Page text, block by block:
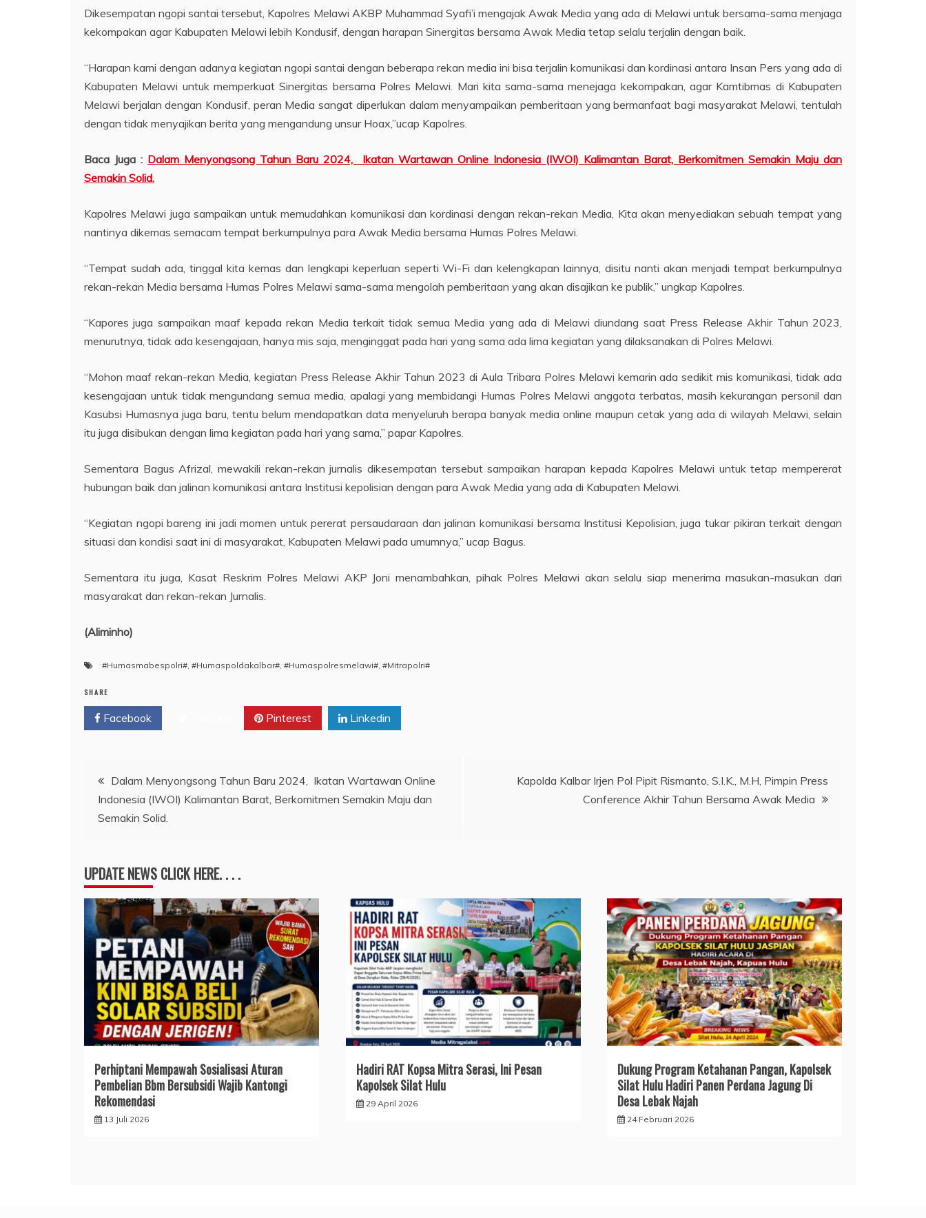
Dikesempatan ngopi santai tersebut, Kapolres Melawi AKBP Muhammad Syafi’i mengajak Awak Media yang ada di Melawi untuk bersama-sama menjaga
kekompakan agar Kabupaten Melawi lebih Kondusif, dengan harapan Sinergitas bersama Awak Media tetap selalu terjalin dengan baik.
“Harapan kami dengan adanya kegiatan ngopi santai dengan beberapa rekan media ini bisa terjalin komunikasi dan kordinasi antara Insan Pers yang ada di
Kabupaten Melawi untuk memperkuat Sinergitas bersama Polres Melawi. Mari kita sama-sama menejaga kekompakan, agar Kamtibmas di Kabupaten
Melawi berjalan dengan Kondusif, peran Media sangat diperlukan dalam menyampaikan pemberitaan yang bermanfaat bagi masyarakat Melawi, tentulah
dengan tidak menyajikan berita yang mengandung unsur Hoax,”ucap Kapolres.
Baca Juga : Dalam Menyongsong Tahun Baru 2024, Ikatan Wartawan Online Indonesia (IWOI) Kalimantan Barat, Berkomitmen Semakin Maju dan
Semakin Solid.
Kapolres Melawi juga sampaikan untuk memudahkan komunikasi dan kordinasi dengan rekan-rekan Media, Kita akan menyediakan sebuah tempat yang
nantinya dikemas semacam tempat berkumpulnya para Awak Media bersama Humas Polres Melawi.
“Tempat sudah ada, tinggal kita kemas dan lengkapi keperluan seperti Wi-Fi dan kelengkapan lainnya, disitu nanti akan menjadi tempat berkumpulnya
rekan-rekan Media bersama Humas Polres Melawi sama-sama mengolah pemberitaan yang akan disajikan ke publik,” ungkap Kapolres.
“Kapores juga sampaikan maaf kepada rekan Media terkait tidak semua Media yang ada di Melawi diundang saat Press Release Akhir Tahun 2023,
menurutnya, tidak ada kesengajaan, hanya mis saja, menginggat pada hari yang sama ada lima kegiatan yang dilaksanakan di Polres Melawi.
“Mohon maaf rekan-rekan Media, kegiatan Press Release Akhir Tahun 2023 di Aula Tribara Polres Melawi kemarin ada sedikit mis komunikasi, tidak ada
kesengajaan untuk tidak mengundang semua media, apalagi yang membidangi Humas Polres Melawi anggota terbatas, masih kekurangan personil dan
Kasubsi Humasnya juga baru, tentu belum mendapatkan data menyeluruh berapa banyak media online maupun cetak yang ada di wilayah Melawi, selain
itu juga disibukan dengan lima kegiatan pada hari yang sama,” papar Kapolres.
Sementara Bagus Afrizal, mewakili rekan-rekan jurnalis dikesempatan tersebut sampaikan harapan kepada Kapolres Melawi untuk tetap mempererat
hubungan baik dan jalinan komunikasi antara Institusi kepolisian dengan para Awak Media yang ada di Kabupaten Melawi.
“Kegiatan ngopi bareng ini jadi momen untuk pererat persaudaraan dan jalinan komunikasi bersama Institusi Kepolisian, juga tukar pikiran terkait dengan
situasi dan kondisi saat ini di masyarakat, Kabupaten Melawi pada umumnya,” ucap Bagus.
Sementara itu juga, Kasat Reskrim Polres Melawi AKP Joni menambahkan, pihak Polres Melawi akan selalu siap menerima masukan-masukan dari
masyarakat dan rekan-rekan Jurnalis.
(Aliminho)
#Humasmabespolri# #Humaspoldakalbar# #Humaspolresmelawi# #Mitrapolri#
SHARE
Facebook Pinterest Linkedin
Navigasi
pos
Dalam Menyongsong Tahun Baru 2024, Ikatan Wartawan Online
Indonesia (IWOI) Kalimantan Barat, Berkomitmen Semakin Maju dan
Semakin Solid.
Kapolda Kalbar Irjen Pol Pipit Rismanto, S.I.K., M.H, Pimpin Press
Conference Akhir Tahun Bersama Awak Media
UPDATE NEWS CLICK HERE. . . .
Perhiptani Mempawah Sosialisasi Aturan
Pembelian Bbm Bersubsidi Wajib Kantongi
Rekomendasi
13 Juli 2026
Hadiri RAT Kopsa Mitra Serasi, Ini Pesan
Kapolsek Silat Hulu
29 April 2026
Dukung Program Ketahanan Pangan, Kapolsek
Silat Hulu Hadiri Panen Perdana Jagung Di
Desa Lebak Najah
24 Februari 2026